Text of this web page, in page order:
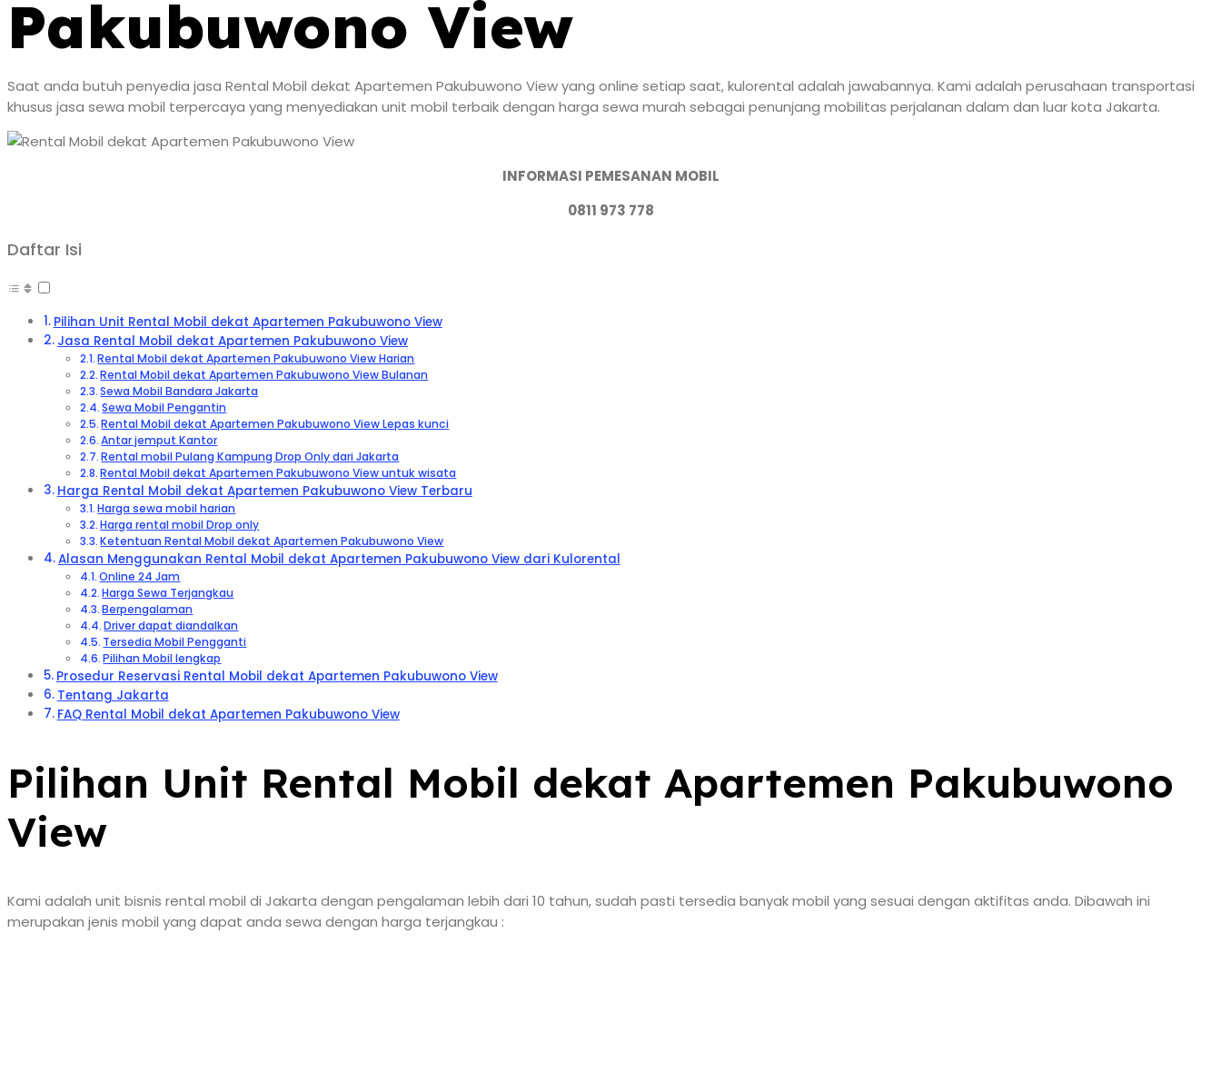
Pakubuwono View
Saat anda butuh penyedia jasa Rental Mobil dekat Apartemen Pakubuwono View yang online setiap saat, kulorental adalah jawabannya. Kami adalah perusahaan transportasi
khusus jasa sewa mobil terpercaya yang menyediakan unit mobil terbaik dengan harga sewa murah sebagai penunjang mobilitas perjalanan dalam dan luar kota Jakarta.
INFORMASI PEMESANAN MOBIL
0811 973 778
Daftar Isi
Pilihan Unit Rental Mobil dekat Apartemen Pakubuwono View
Jasa Rental Mobil dekat Apartemen Pakubuwono View
Rental Mobil dekat Apartemen Pakubuwono View Harian
Rental Mobil dekat Apartemen Pakubuwono View Bulanan
Sewa Mobil Bandara Jakarta
Sewa Mobil Pengantin
Rental Mobil dekat Apartemen Pakubuwono View Lepas kunci
Antar jemput Kantor
Rental mobil Pulang Kampung Drop Only dari Jakarta
Rental Mobil dekat Apartemen Pakubuwono View untuk wisata
Harga Rental Mobil dekat Apartemen Pakubuwono View Terbaru
Harga sewa mobil harian
Harga rental mobil Drop only
Ketentuan Rental Mobil dekat Apartemen Pakubuwono View
Alasan Menggunakan Rental Mobil dekat Apartemen Pakubuwono View dari Kulorental
Online 24 Jam
Harga Sewa Terjangkau
Berpengalaman
Driver dapat diandalkan
Tersedia Mobil Pengganti
Pilihan Mobil lengkap
Prosedur Reservasi Rental Mobil dekat Apartemen Pakubuwono View
Tentang Jakarta
FAQ Rental Mobil dekat Apartemen Pakubuwono View
Pilihan Unit Rental Mobil dekat Apartemen Pakubuwono
View
Kami adalah unit bisnis rental mobil di Jakarta dengan pengalaman lebih dari 10 tahun, sudah pasti tersedia banyak mobil yang sesuai dengan aktifitas anda. Dibawah ini
merupakan jenis mobil yang dapat anda sewa dengan harga terjangkau :